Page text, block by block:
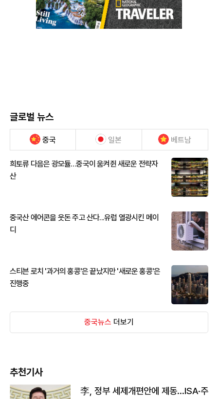
글로벌 뉴스
중국 일본 베트남
희토류 다음은 광모듈…중국이 움켜쥔 새로운 전략자
산
중국산 에어콘을 웃돈 주고 산다...유럽 열광시킨 메이
디
스티븐 로치 '과거의 홍콩'은 끝났지만 '새로운 홍콩'은
진행중
중국뉴스 더보기
추천기사
李, 정부 세제개편안에 제동…ISA·주